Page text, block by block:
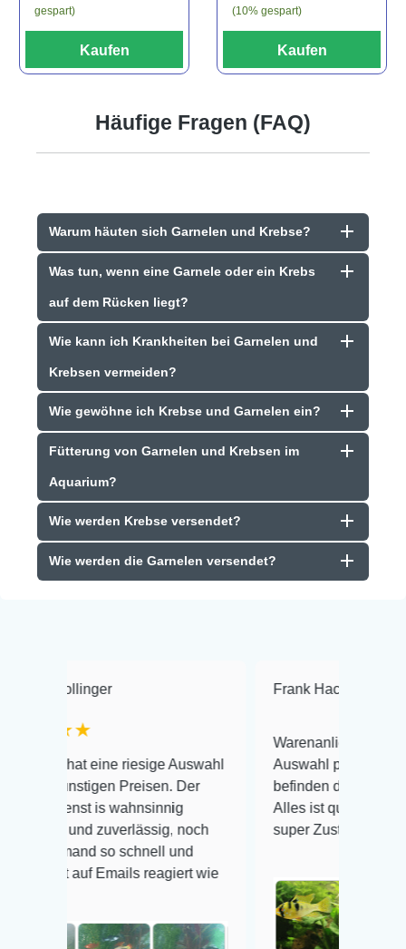
gespart)
Kaufen
(10% gespart)
Kaufen
Häufige Fragen (FAQ)
Warum häuten sich Garnelen und Krebse?
Was tun, wenn eine Garnele oder ein Krebs
auf dem Rücken liegt?
Wie kann ich Krankheiten bei Garnelen und
Krebsen vermeiden?
Wie gewöhne ich Krebse und Garnelen ein?
Fütterung von Garnelen und Krebsen im
Aquarium?
Wie werden Krebse versendet?
Wie werden die Garnelen versendet?
riesige Auswahl
Preisen. Der
wahnsinnig
noch
schnell und
reagiert wie
Frank Hackmayer ★★★★
Warenanlieferung Top und die
Auswahl plus gesundheitliches
befinden der Fische einwandfrei.
Alles ist quick lebendig und im
super Zustand. Gerne wieder 😃